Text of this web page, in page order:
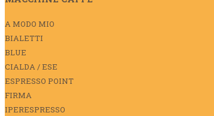
A MODO MIO
BIALETTI
BLUE
CIALDA / ESE
ESPRESSO POINT
FIRMA
IPERESPRESSO